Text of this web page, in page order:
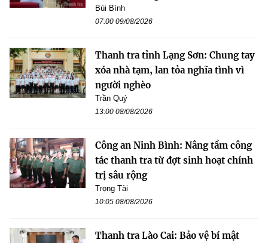
Bùi Bình
07:00 09/08/2026
Thanh tra tỉnh Lạng Sơn: Chung tay
xóa nhà tạm, lan tỏa nghĩa tình vì
người nghèo
Trần Quý
13:00 08/08/2026
Công an Ninh Bình: Nâng tầm công
tác thanh tra từ đợt sinh hoạt chính
trị sâu rộng
Trọng Tài
10:05 08/08/2026
Thanh tra Lào Cai: Bảo vệ bí mật